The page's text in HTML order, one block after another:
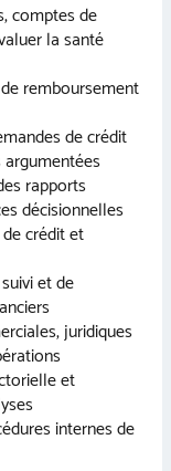
comptes de
la santé
remboursement
de crédit
rapports
décisionnelles
crédit et
et de
juridiques
et
internes de